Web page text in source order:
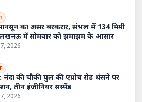
का असर बरकरार, संभल में 134 मिमी
लखनऊ में सोमवार को झमाझम के आसार
2026
नंदा की चौकी पुल की एप्रोच रोड धंसने पर
तीन इंजीनियर सस्पेंड
2026